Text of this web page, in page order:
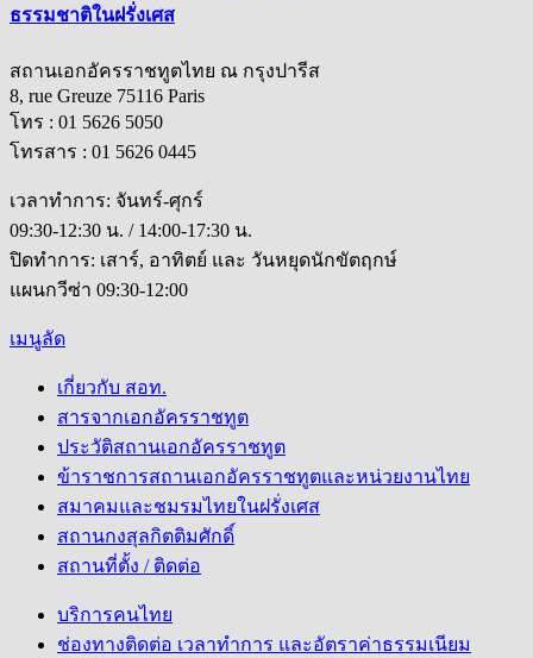
ธรรมชาติในฝรั่งเศส
สถานเอกอัครราชทูตไทย ณ กรุงปารีส
8, rue Greuze 75116 Paris
โทร : 01 5626 5050
โทรสาร : 01 5626 0445
เวลาทำการ: จันทร์-ศุกร์
09:30-12:30 น. / 14:00-17:30 น.
ปิดทำการ: เสาร์, อาทิตย์ และ วันหยุดนักขัตฤกษ์
แผนกวีซ่า 09:30-12:00
เมนูลัด
เกี่ยวกับ สอท.
สารจากเอกอัครราชทูต
ประวัติสถานเอกอัครราชทูต
ข้าราชการสถานเอกอัครราชทูตและหน่วยงานไทย
สมาคมและชมรมไทยในฝรั่งเศส
สถานกงสุลกิตติมศักดิ์
สถานที่ตั้ง / ติดต่อ
บริการคนไทย
ช่องทางติดต่อ เวลาทำการ และอัตราค่าธรรมเนียม